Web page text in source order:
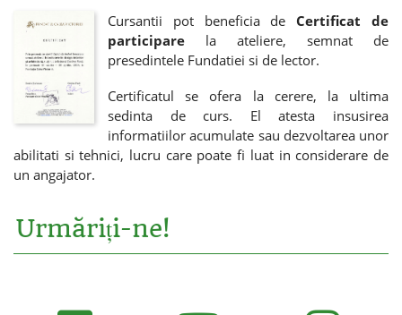
Cursantii pot beneficia de Certificat de
participare la ateliere, semnat de
presedintele Fundatiei si de lector.
Certificatul se ofera la cerere, la ultima
sedinta de curs. El atesta insusirea
informatiilor acumulate sau dezvoltarea unor
abilitati si tehnici, lucru care poate fi luat in considerare de
un angajator.
Urmăriți-ne!